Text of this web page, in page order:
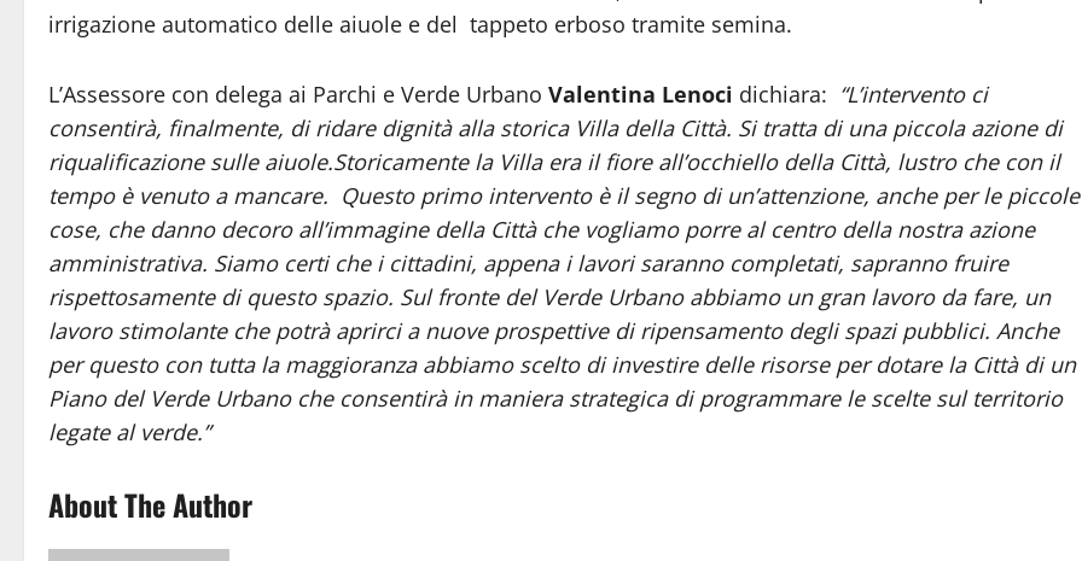
irrigazione automatico delle aiuole e del tappeto erboso tramite semina.
L’Assessore con delega ai Parchi e Verde Urbano Valentina Lenoci dichiara: “L’intervento ci
consentirà, finalmente, di ridare dignità alla storica Villa della Città. Si tratta di una piccola azione di
riqualificazione sulle aiuole.Storicamente la Villa era il fiore all’occhiello della Città, lustro che con il
tempo è venuto a mancare. Questo primo intervento è il segno di un’attenzione, anche per le piccole
cose, che danno decoro all’immagine della Città che vogliamo porre al centro della nostra azione
amministrativa. Siamo certi che i cittadini, appena i lavori saranno completati, sapranno fruire
rispettosamente di questo spazio. Sul fronte del Verde Urbano abbiamo un gran lavoro da fare, un
lavoro stimolante che potrà aprirci a nuove prospettive di ripensamento degli spazi pubblici. Anche
per questo con tutta la maggioranza abbiamo scelto di investire delle risorse per dotare la Città di un
Piano del Verde Urbano che consentirà in maniera strategica di programmare le scelte sul territorio
legate al verde.”
About The Author